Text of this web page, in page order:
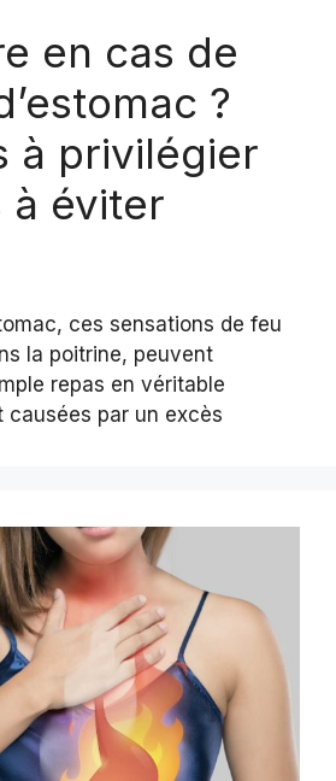
en cas de
?
à privilégier
à éviter
ces sensations de feu
la poitrine, peuvent
repas en véritable
causées par un excès